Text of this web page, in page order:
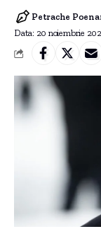
Data: 20 noiembrie
Petrache